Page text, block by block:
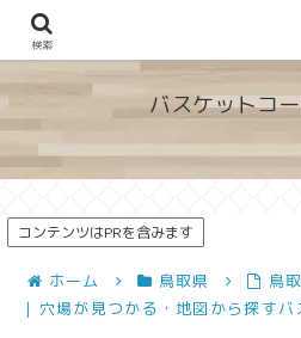
地図から探せる！穴場が見つか
バスケットコ
コンテンツはPRを含みます
ホーム 鳥取県
鳥
| 穴場が見つかる・地図から探すバ
検索